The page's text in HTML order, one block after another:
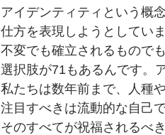
アイデンティティと いう 概
仕方を表現しようとしていま
不変でも確立される ものでも
選択肢が71も あるんです。
私たちは数年前まで、 人種
注目すべきは流動的な自己
そのすべてが祝福されるべ